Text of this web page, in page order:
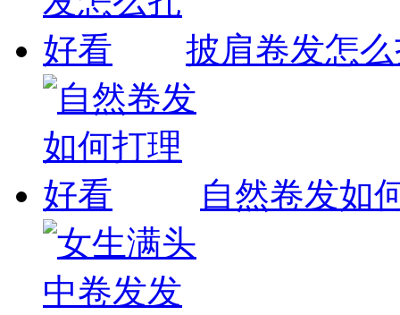
披肩卷发怎
自然卷发如